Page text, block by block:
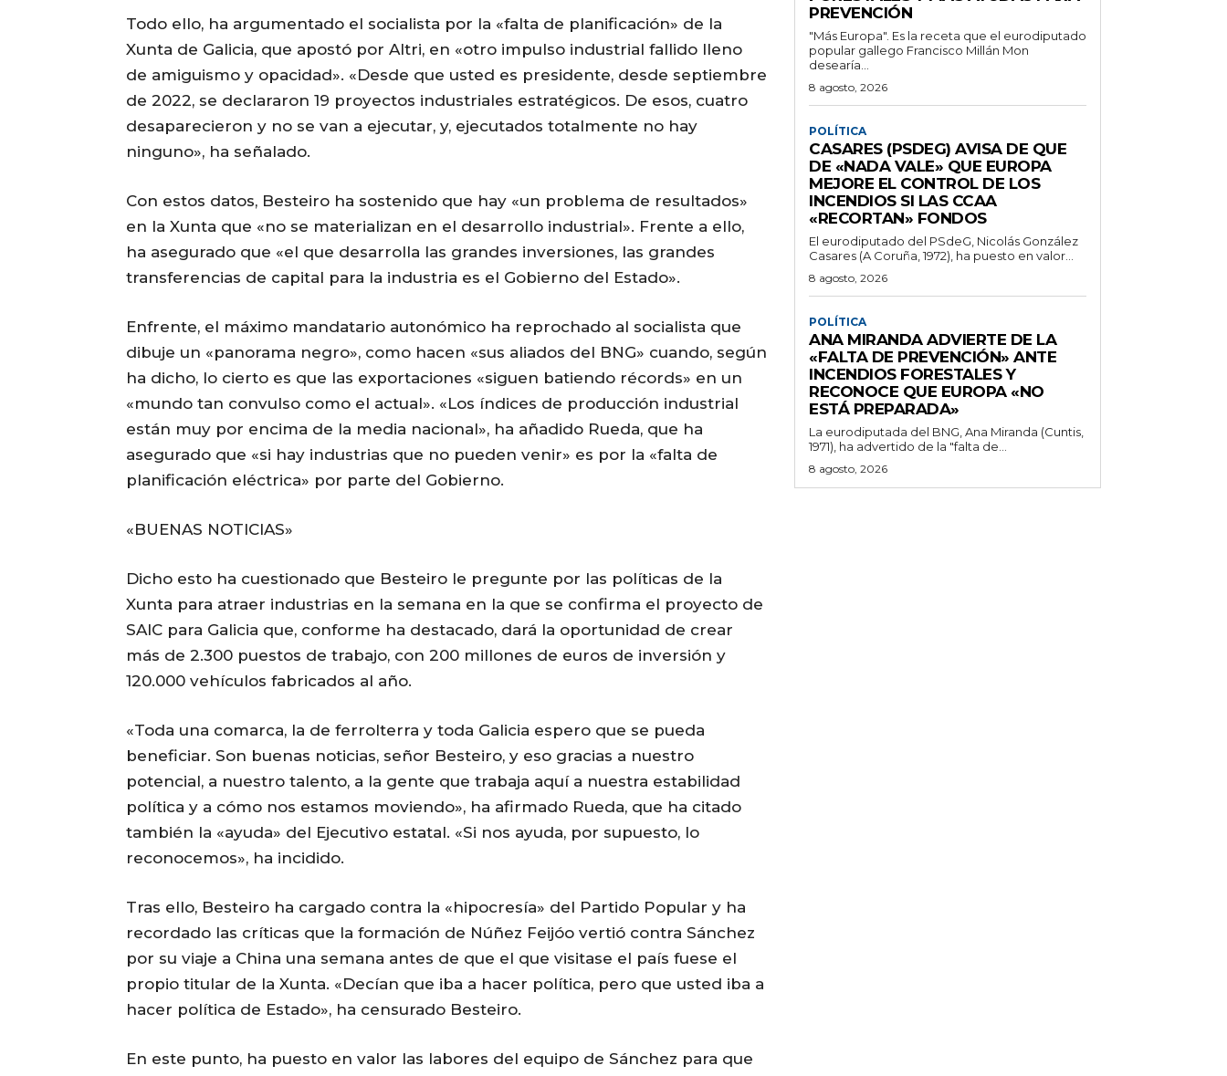
Todo ello, ha argumentado el socialista por la «falta de planificación» de la
Xunta de Galicia, que apostó por Altri, en «otro impulso industrial fallido lleno
de amiguismo y opacidad». «Desde que usted es presidente, desde septiembre
de 2022, se declararon 19 proyectos industriales estratégicos. De esos, cuatro
desaparecieron y no se van a ejecutar, y, ejecutados totalmente no hay
ninguno», ha señalado.
Con estos datos, Besteiro ha sostenido que hay «un problema de resultados»
en la Xunta que «no se materializan en el desarrollo industrial». Frente a ello,
ha asegurado que «el que desarrolla las grandes inversiones, las grandes
transferencias de capital para la industria es el Gobierno del Estado».
Enfrente, el máximo mandatario autonómico ha reprochado al socialista que
dibuje un «panorama negro», como hacen «sus aliados del BNG» cuando, según
ha dicho, lo cierto es que las exportaciones «siguen batiendo récords» en un
«mundo tan convulso como el actual». «Los índices de producción industrial
están muy por encima de la media nacional», ha añadido Rueda, que ha
asegurado que «si hay industrias que no pueden venir» es por la «falta de
planificación eléctrica» por parte del Gobierno.
«BUENAS NOTICIAS»
Dicho esto ha cuestionado que Besteiro le pregunte por las políticas de la
Xunta para atraer industrias en la semana en la que se confirma el proyecto de
SAIC para Galicia que, conforme ha destacado, dará la oportunidad de crear
más de 2.300 puestos de trabajo, con 200 millones de euros de inversión y
120.000 vehículos fabricados al año.
«Toda una comarca, la de ferrolterra y toda Galicia espero que se pueda
beneficiar. Son buenas noticias, señor Besteiro, y eso gracias a nuestro
potencial, a nuestro talento, a la gente que trabaja aquí a nuestra estabilidad
política y a cómo nos estamos moviendo», ha afirmado Rueda, que ha citado
también la «ayuda» del Ejecutivo estatal. «Si nos ayuda, por supuesto, lo
reconocemos», ha incidido.
Tras ello, Besteiro ha cargado contra la «hipocresía» del Partido Popular y ha
recordado las críticas que la formación de Núñez Feijóo vertió contra Sánchez
por su viaje a China una semana antes de que el que visitase el país fuese el
propio titular de la Xunta. «Decían que iba a hacer política, pero que usted iba a
hacer política de Estado», ha censurado Besteiro.
En este punto, ha puesto en valor las labores del equipo de Sánchez para que
PREVENCIÓN
"Más Europa". Es la receta que el eurodiputado
popular gallego Francisco Millán Mon
desearía...
8 agosto, 2026
POLÍTICA
CASARES (PSDEG) AVISA DE QUE
DE «NADA VALE» QUE EUROPA
MEJORE EL CONTROL DE LOS
INCENDIOS SI LAS CCAA
«RECORTAN» FONDOS
El eurodiputado del PSdeG, Nicolás González
Casares (A Coruña, 1972), ha puesto en valor...
8 agosto, 2026
POLÍTICA
ANA MIRANDA ADVIERTE DE LA
«FALTA DE PREVENCIÓN» ANTE
INCENDIOS FORESTALES Y
RECONOCE QUE EUROPA «NO
ESTÁ PREPARADA»
La eurodiputada del BNG, Ana Miranda (Cuntis,
1971), ha advertido de la "falta de...
8 agosto, 2026